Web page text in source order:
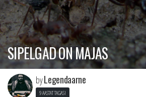
SIPELGAD ON MAJAS
byLegendaarne
9 AASTAT TAGASI